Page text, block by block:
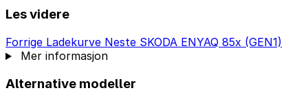
Les videre
Forrige Ladekurve Neste SKODA ENYAQ 85x (GEN1)
Mer informasjon
Alternative modeller